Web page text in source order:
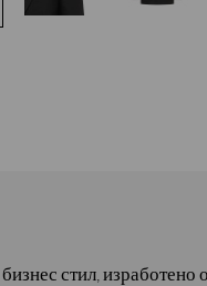
стил, изработено